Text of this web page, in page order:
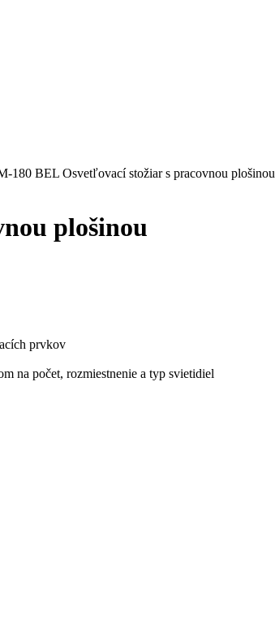
180 BEL Osvetľovací stožiar s pracovnou plošinou
plošinou
prvkov
na počet, rozmiestnenie a typ svietidiel